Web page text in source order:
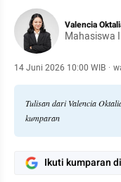
Valencia
Mahasiswa
14 Juni 2026 10:00 WIB ·
Tulisan dari Valencia
kumparan
Ikuti kumparan